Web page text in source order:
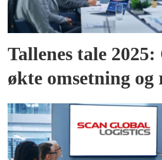
Tallenes tale
økte omsetning og